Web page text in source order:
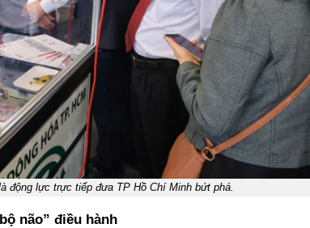
động lực trực tiếp đưa TP Hồ Chí Minh bứt phá.
não” điều hành